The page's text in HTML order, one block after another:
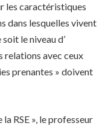
les caractéristiques
dans lesquelles vivent
le niveau d’
relations avec ceux
prenantes » doivent
RSE », le professeur